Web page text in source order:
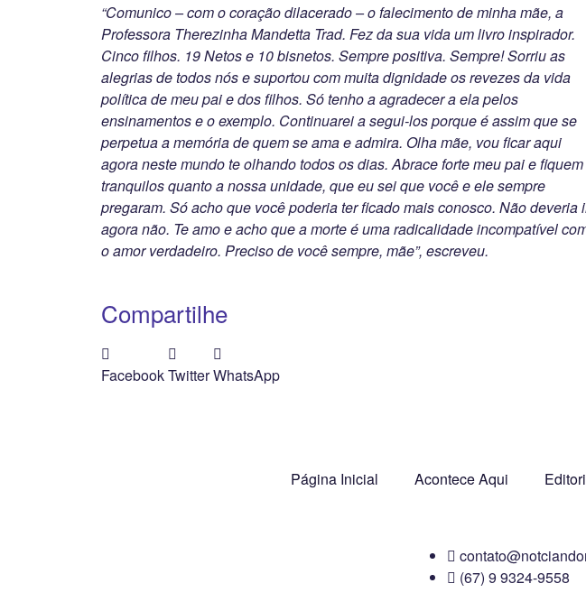
“Comunico – com o coração dilacerado – o falecimento de minha mãe, a
Professora Therezinha Mandetta Trad. Fez da sua vida um livro inspirador.
Cinco filhos. 19 Netos e 10 bisnetos. Sempre positiva. Sempre! Sorriu as
alegrias de todos nós e suportou com muita dignidade os revezes da vida
política de meu pai e dos filhos. Só tenho a agradecer a ela pelos
ensinamentos e o exemplo. Continuarei a segui-los porque é assim que se
perpetua a memória de quem se ama e admira. Olha mãe, vou ficar aqui
agora neste mundo te olhando todos os dias. Abrace forte meu pai e fiquem
tranquilos quanto a nossa unidade, que eu sei que você e ele sempre
pregaram. Só acho que você poderia ter ficado mais conosco. Não deveria
agora não. Te amo e acho que a morte é uma radicalidade incompatível
o amor verdadeiro. Preciso de você sempre, mãe”, escreveu.
Compartilhe
FacebookTwitterWhatsApp
Página Inicial Acontece Aqui
(67) 9 9324-9558